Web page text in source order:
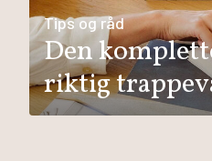
Tips og råd
Den
riktig